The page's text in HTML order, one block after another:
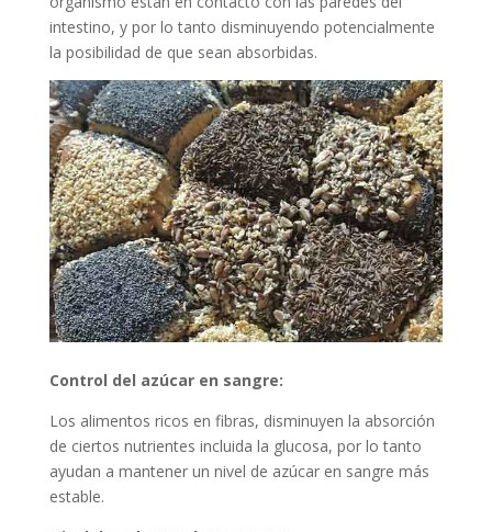
intestino, y por lo tanto disminuyendo potencialmente
la posibilidad de que sean absorbidas.
Control del azúcar en sangre:
Los alimentos ricos en fibras, disminuyen la absorción
de ciertos nutrientes incluida la glucosa, por lo tanto
ayudan a mantener un nivel de azúcar en sangre más
estable.